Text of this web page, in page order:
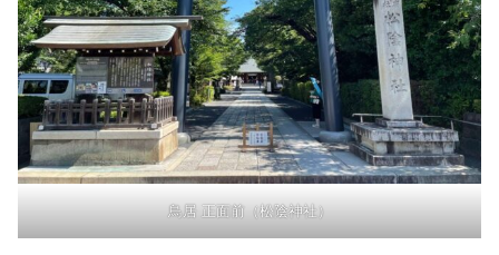
鳥居 正面前（松陰神社）